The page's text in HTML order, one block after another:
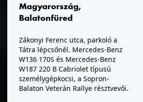
1979 · Magyarország
Rák Kati színésznő, háttérben a televízió képernyőjén Vitray Tamás.
Magyarország,
Balatonfüred
Zákonyi Ferenc utca, parkoló a
Tátra lépcsőnél. Mercedes-Benz
W136 170S és Mercedes-Benz
W187 220 B Cabriolet típusú
személygépkocsi, a Sopron-
Balaton Veterán Rallye résztvevői.